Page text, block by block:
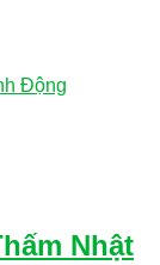
Động
Nhật